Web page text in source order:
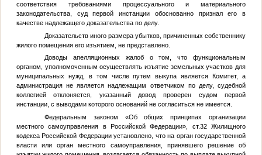
соответствия требованиями процессуального и материального
законодательства, суд первой инстанции обоснованно признал его в
качестве надлежащего доказательства по делу.
Доказательств иного размера убытков, причиненных собственнику
жилого помещения его изъятием, не представлено.
Доводы апелляционных жалоб о том, что функциональным
органом, уполномоченным осуществлять изъятие земельных участков для
муниципальных нужд, в том числе путем выкупа является Комитет, а
администрация не является надлежащим ответчиком по делу, судебной
коллегией отклоняется, указанный довод проверен судом первой
инстанции, с выводами которого оснований не согласиться не имеется.
Федеральным законом «Об общих принципах организации
местного самоуправления в Российской Федерации», ст.32 Жилищного
кодекса Российской Федерации установлено, что на орган государственной
власти или орган местного самоуправления, принявшего решение об